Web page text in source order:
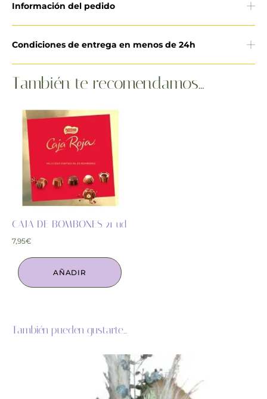
Información del pedido
Condiciones de entrega en menos de 24h
También te recomendamos…
CAJA DE BOMBONES 21 ud
7,95€
AÑADIR
También pueden gustarte...